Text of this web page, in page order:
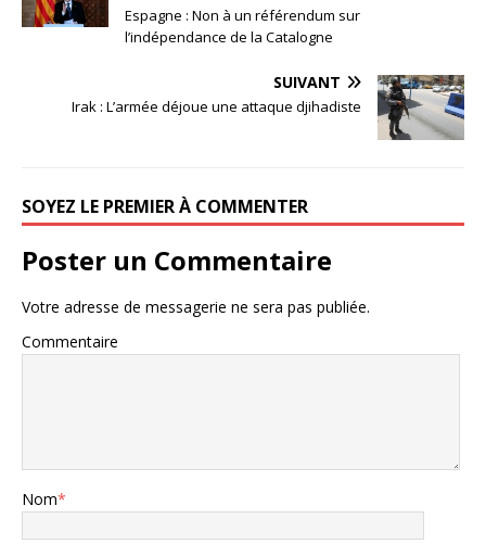
Espagne : Non à un référendum sur
l’indépendance de la Catalogne
SUIVANT
Irak : L’armée déjoue une attaque djihadiste
SOYEZ LE PREMIER À COMMENTER
Poster un Commentaire
Votre adresse de messagerie ne sera pas publiée.
Commentaire
Nom*